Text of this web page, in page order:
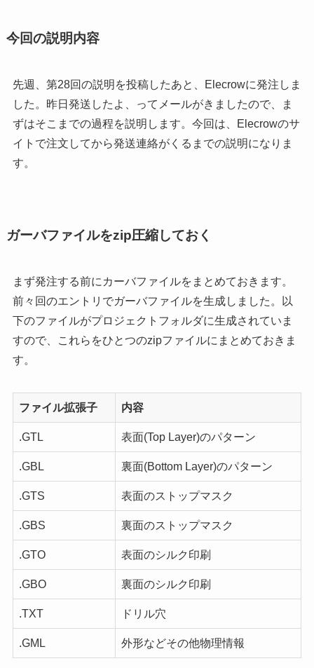
今回の説明内容
先週、第28回の説明を投稿したあと、Elecrowに発注しま
した。昨日発送したよ、ってメールがきましたので、ま
ずはそこまでの過程を説明します。今回は、Elecrowのサ
イトで注文してから発送連絡がくるまでの説明になりま
す。
ガーバファイルをzip圧縮しておく
まず発注する前にカーバファイルをまとめておきます。
前々回のエントリでガーバファイルを生成しました。以
下のファイルがプロジェクトフォルダに生成されていま
すので、これらをひとつのzipファイルにまとめておきま
す。
ファイル拡張子 内容
.GTL 表面(Top Layer)のパターン
.GBL 裏面(Bottom Layer)のパターン
.GTS 表面のストップマスク
.GBS 裏面のストップマスク
.GTO 表面のシルク印刷
.GBO 裏面のシルク印刷
.TXT ドリル穴
.GML 外形などその他物理情報